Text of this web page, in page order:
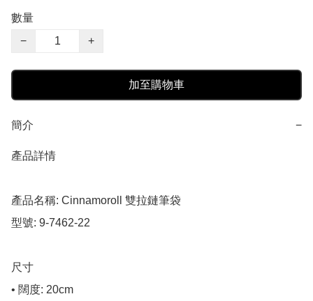
數量
−
+
加至購物車
簡介 −
產品詳情
產品名稱: Cinnamoroll 雙拉鏈筆袋
型號: 9-7462-22
尺寸
• 闊度: 20cm